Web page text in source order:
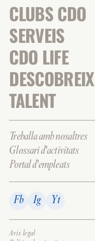
CLUBS CDO
SERVEIS
CDO LIFE
DESCOBREIX
TALENT
Treballa amb nosaltres
Glossari d'activitats
Portal d'empleats
Fb Ig Yt
Avís legal